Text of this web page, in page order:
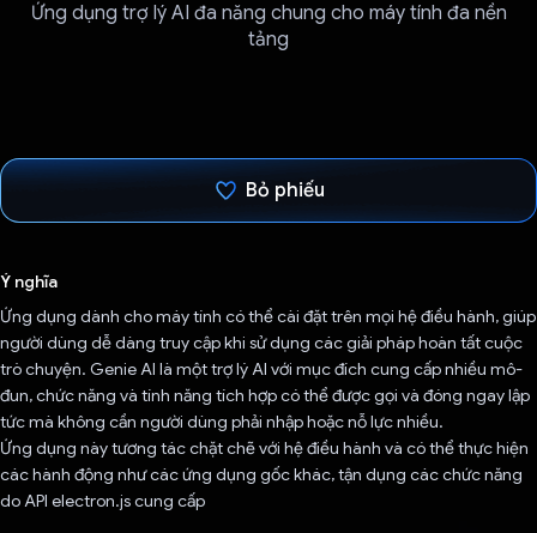
Ứng dụng trợ lý AI đa năng chung cho máy tính đa nền
tảng
Bỏ phiếu
Ý nghĩa
Ứng dụng dành cho máy tính có thể cài đặt trên mọi hệ điều hành, giúp
người dùng dễ dàng truy cập khi sử dụng các giải pháp hoàn tất cuộc
trò chuyện. Genie AI là một trợ lý AI với mục đích cung cấp nhiều mô-
đun, chức năng và tính năng tích hợp có thể được gọi và đóng ngay lập
tức mà không cần người dùng phải nhập hoặc nỗ lực nhiều.
Ứng dụng này tương tác chặt chẽ với hệ điều hành và có thể thực hiện
các hành động như các ứng dụng gốc khác, tận dụng các chức năng
do API electron.js cung cấp